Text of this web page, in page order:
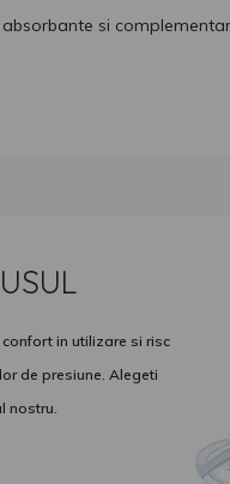
si
in utilizare si risc
de presiune. Alegeti
nostru.